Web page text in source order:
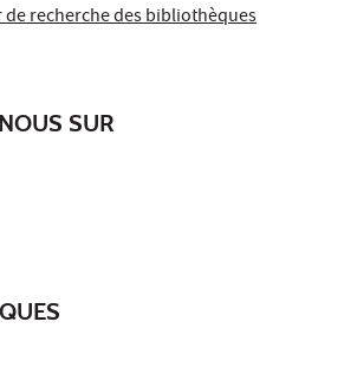
recherche des bibliothèques
SUR